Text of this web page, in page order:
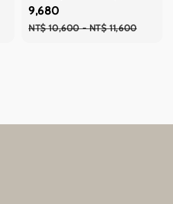
price
9,680
Regular
NT$ 10,600-NT$ 11,600